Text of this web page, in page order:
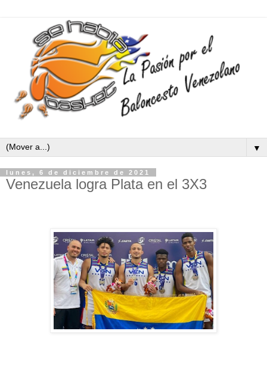
▼
lunes, 6 de diciembre de 2021
Venezuela logra Plata en el 3X3